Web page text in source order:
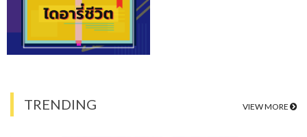
TRENDING VIEW MORE